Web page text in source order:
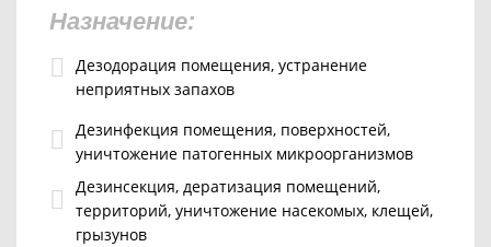
Назначение:
Дезодорация помещения, устранение
неприятных запахов
Дезинфекция помещения, поверхностей,
уничтожение патогенных микроорганизмов
Дезинсекция, дератизация помещений,
территорий, уничтожение насекомых, клещей,
грызунов